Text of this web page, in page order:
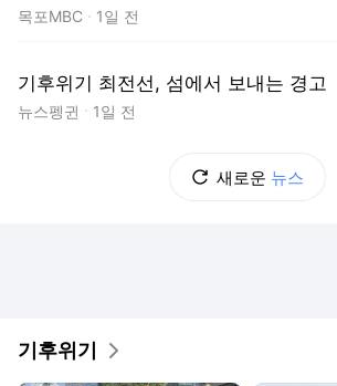
목포MBC 1일 전
기후위기 최전선, 섬에서 보내는 경고
뉴스펭귄 1일 전
새로운 뉴스
기후위기